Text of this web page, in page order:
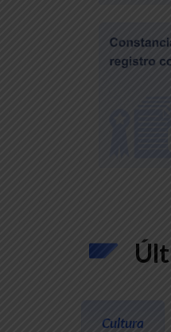
Cultura